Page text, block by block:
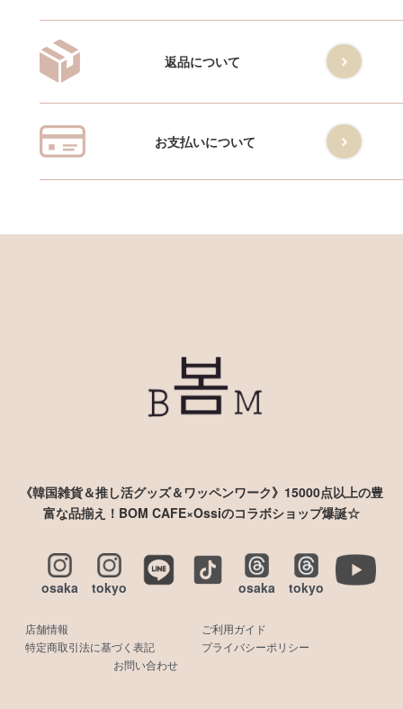
返品について
お支払いについて
《韓国雑貨＆推し活グッズ＆ワッペンワーク》15000点以上の豊
富な品揃え！BOM CAFE×Ossiのコラボショップ爆誕☆
osaka tokyo osaka tokyo
店舗情報
ご利用ガイド
特定商取引法に基づく表記
プライバシーポリシー
お問い合わせ